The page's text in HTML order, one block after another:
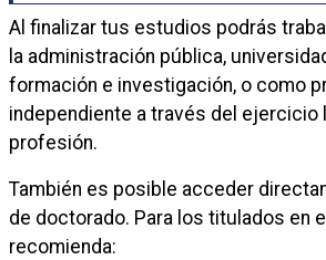
Al finalizar tus estudios podrás
la administración pública,
formación e investigación, o como
independiente a través del ejercicio
profesión.
También es posible acceder
de doctorado. Para los titulados en
recomienda: